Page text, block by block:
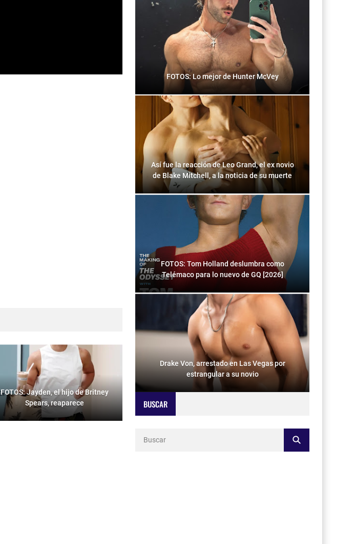
FOTOS: Jayden, el hijo de Britney
Spears, reaparece
FOTOS: Lo mejor de Hunter McVey
Así fue la reacción de Leo Grand, el ex novio
de Blake Mitchell, a la noticia de su muerte
FOTOS: Tom Holland deslumbra como
Telémaco para lo nuevo de GQ [2026]
Drake Von, arrestado en Las Vegas por
estrangular a su novio
BUSCAR